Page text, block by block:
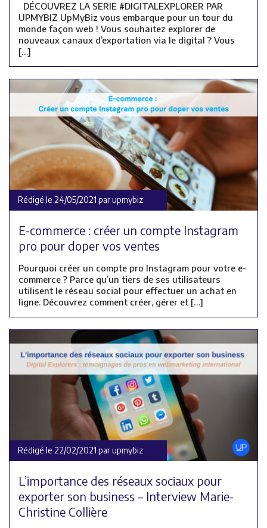
DÉCOUVREZ LA SERIE #DIGITALEXPLORER PAR
UPMYBIZ UpMyBiz vous embarque pour un tour du
monde façon web ! Vous souhaitez explorer de
nouveaux canaux d’exportation via le digital ? Vous
[…]
Rédigé le 24/05/2021 par upmybiz
E-commerce : créer un compte Instagram
pro pour doper vos ventes
Pourquoi créer un compte pro Instagram pour votre e-
commerce ? Parce qu’un tiers de ses utilisateurs
utilisent le réseau social pour effectuer un achat en
ligne. Découvrez comment créer, gérer et […]
Rédigé le 22/02/2021 par upmybiz
L’importance des réseaux sociaux pour
exporter son business – Interview Marie-
Christine Collière